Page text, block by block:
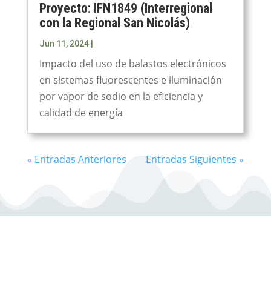
Proyecto: IFN1849 (Interregional
con la Regional San Nicolás)
Jun 11, 2024|
Impacto del uso de balastos electrónicos
en sistemas fluorescentes e iluminación
por vapor de sodio en la eficiencia y
calidad de energía
« Entradas Anteriores Entradas Siguientes »